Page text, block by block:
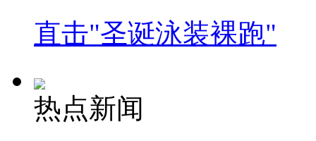
直击"圣诞泳装裸跑"
热点新闻